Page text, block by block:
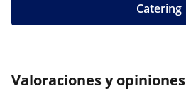
Catering
Valoraciones y opiniones